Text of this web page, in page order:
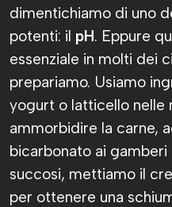
dimentichiamo di uno
potenti: il pH. Eppure
essenziale in molti dei
prepariamo. Usiamo
yogurt o latticello nelle
ammorbidire la carne,
bicarbonato ai
succosi, mettiamo il
per ottenere una